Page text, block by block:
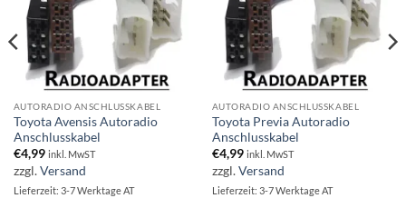
AUTORADIO ANSCHLUSSKABEL
Toyota Avensis Autoradio
Anschlusskabel
€4,99 inkl. MwST
zzgl.Versand
Lieferzeit: 3-7 Werktage AT
AUTORADIO ANSCHLUSSKABEL
Toyota Previa Autoradio
Anschlusskabel
€4,99 inkl. MwST
zzgl.Versand
Lieferzeit: 3-7 Werktage AT